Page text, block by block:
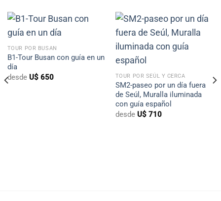
TOUR POR BUSAN
B1-Tour Busan con guía en un
día
desde U$650 TOUR POR SEÚL Y CERCA
SM2-paseo por un día fuera
de Seúl, Muralla iluminada
con guía español
desde U$710